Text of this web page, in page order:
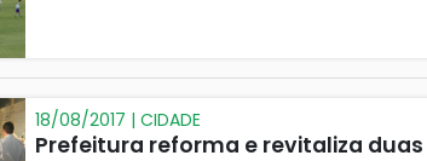
18/08/2017 | CIDADE
Prefeitura reforma e revitaliza